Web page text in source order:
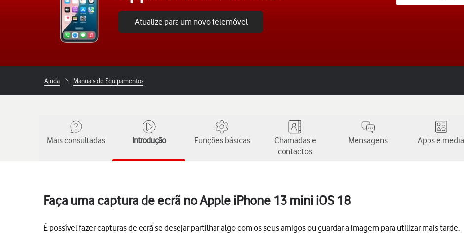
Atualize para um novo telemóvel
Ajuda Manuais de Equipamentos
Mais consultadas Introdução Funções básicas
Chamadas e
contactos
Mensagens Apps e media
Faça uma captura de ecrã no Apple iPhone 13 mini iOS 18
É possível fazer capturas de ecrã se desejar partilhar algo com os seus amigos ou guardar a imagem para utilizar mais tarde.